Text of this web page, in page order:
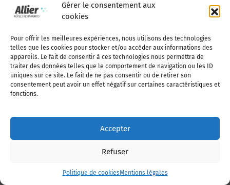
Gérer le consentement aux
cookies
Pour offrir les meilleures expériences, nous utilisons des technologies
telles que les cookies pour stocker et/ou accéder aux informations des
appareils. Le fait de consentir à ces technologies nous permettra de
traiter des données telles que le comportement de navigation ou les ID
uniques sur ce site. Le fait de ne pas consentir ou de retirer son
consentement peut avoir un effet négatif sur certaines caractéristiques et
fonctions.
Accepter
Refuser
Politique de cookiesMentions légales
Qui sommes-nous Publiez votre annonce
Adhérer à l’association Nous contacter
Politique de cookies (UE)